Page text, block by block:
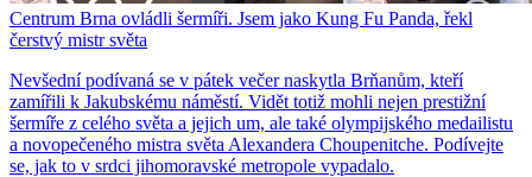
Centrum Brna ovládli šermíři. Jsem jako Kung Fu Panda, řekl
čerstvý mistr světa
Nevšední podívaná se v pátek večer naskytla Brňanům, kteří
zamířili k Jakubskému náměstí. Vidět totiž mohli nejen prestižní
šermíře z celého světa a jejich um, ale také olympijského medailistu
a novopečeného mistra světa Alexandera Choupenitche. Podívejte
se, jak to v srdci jihomoravské metropole vypadalo.